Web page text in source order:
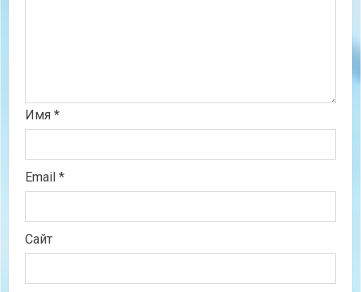
Имя *
Email *
Сайт